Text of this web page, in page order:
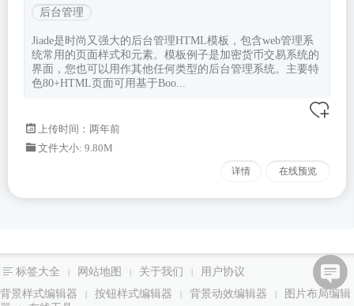
后台管理
Jiade是时尚又强大的后台管理HTML模板，包含web管理系
统常用的页面样式和元素。模板例子是加密货币交易系统的
界面，您也可以用作其他任何类型的后台管理系统。主要特
色80+HTML页面可用基于Boo...
上传时间：两年前
文件大小: 9.80M
详情 在线预览
标签大全 | 网站地图 | 关于我们 |
用户协议
背景样式编辑器
| 按钮样式编辑器 | 背景动效编辑器 |
图片布局编辑